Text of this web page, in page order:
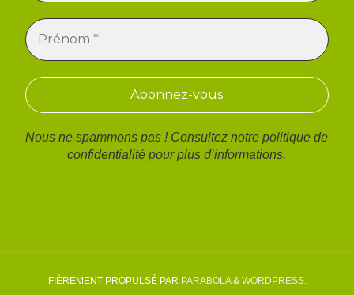
Nous ne spammons pas ! Consultez notrepolitique de
confidentialité pour plus d’informations.
FIÈREMENT PROPULSÉ PAR PARABOLA& WORDPRESS.